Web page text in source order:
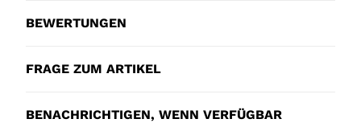
BEWERTUNGEN
FRAGE ZUM ARTIKEL
BENACHRICHTIGEN, WENN VERFÜGBAR